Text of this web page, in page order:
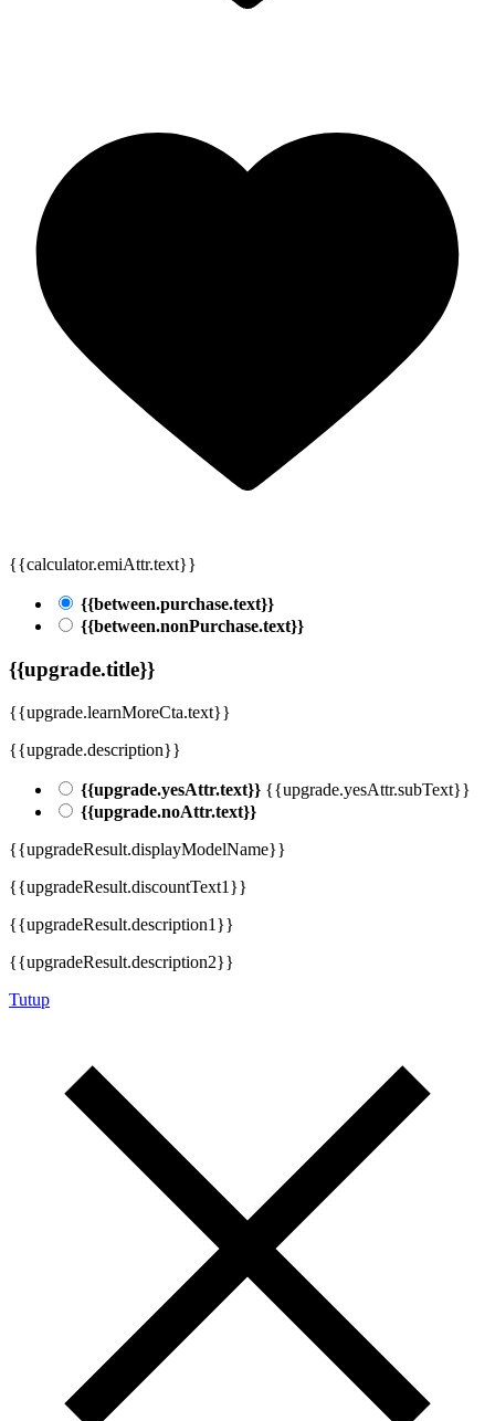
{{calculator.emiAttr.text}}
{{between.purchase.text}}
{{between.nonPurchase.text}}
{{upgrade.title}}
{{upgrade.learnMoreCta.text}}
{{upgrade.description}}
{{upgrade.yesAttr.text}} {{upgrade.yesAttr.subText}}
{{upgrade.noAttr.text}}
{{upgradeResult.displayModelName}}
{{upgradeResult.discountText1}}
{{upgradeResult.description1}}
{{upgradeResult.description2}}
Tutup